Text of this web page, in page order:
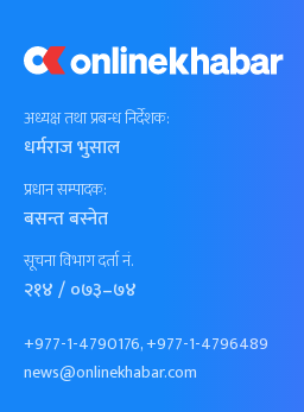
अध्यक्ष तथा प्रबन्ध निर्देशक:
धर्मराज भुसाल
प्रधान सम्पादक:
बसन्त बस्नेत
सूचना विभाग दर्ता नं.
२१४ / ०७३–७४
+977-1-4790176, +977-1-4796489
news@onlinekhabar.com